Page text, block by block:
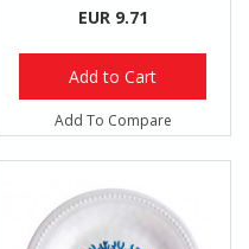
EUR 9.71
Add to Cart
Add To Compare